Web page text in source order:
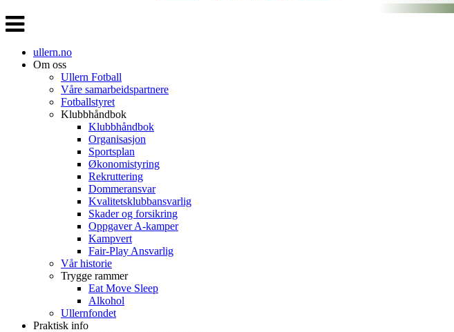
Veksle
navigasjon
ullern.no
Om oss
Ullern Fotball
Våre samarbeidspartnere
Fotballstyret
Klubbhåndbok
Klubbhåndbok
Organisasjon
Sportsplan
Økonomistyring
Rekruttering
Dommeransvar
Kvalitetsklubbansvarlig
Skader og forsikring
Oppgaver A-kamper
Kampvert
Fair-Play Ansvarlig
Vår historie
Trygge rammer
Eat Move Sleep
Alkohol
Ullernfondet
Praktisk info